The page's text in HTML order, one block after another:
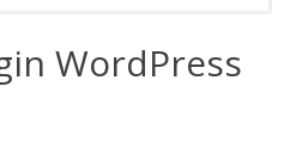
WordPress